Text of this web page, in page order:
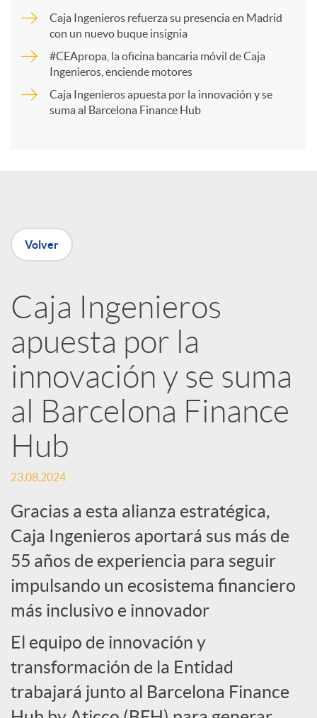
r
r
e
n
R
e
d
e
s
S
o
c
Caja Ingenieros refuerza su presencia en Madrid
con un nuevo buque insignia
#CEApropa, la oficina bancaria móvil de Caja
Ingenieros, enciende motores
Caja Ingenieros apuesta por la innovación y se
suma al Barcelona Finance Hub
Volver
Caja Ingenieros
apuesta por la
innovación y se suma
al Barcelona Finance
Hub
23.08.2024
Gracias a esta alianza estratégica,
Caja Ingenieros aportará sus más de
55 años de experiencia para seguir
impulsando un ecosistema financiero
más inclusivo e innovador
El equipo de innovación y
transformación de la Entidad
trabajará junto al Barcelona Finance